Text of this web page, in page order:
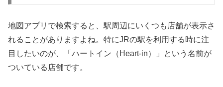
地図アプリで検索すると、駅周辺にいくつも店舗が表示さ
れることがありますよね。特にJRの駅を利用する時に注
目したいのが、「ハートイン（Heart-in）」という名前が
ついている店舗です。